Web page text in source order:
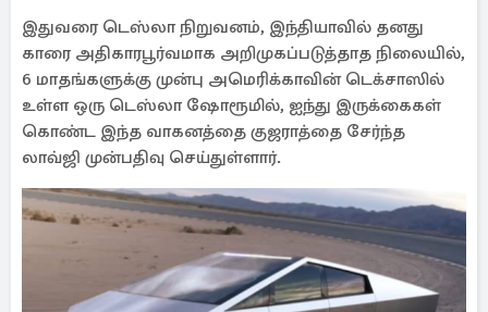
இதுவரை டெஸ்லா நிறுவனம், இந்தியாவில் தனது
காரை அதிகாரபூர்வமாக அறிமுகப்படுத்தாத நிலையில்,
6 மாதங்களுக்கு முன்பு அமெரிக்காவின் டெக்சாஸில்
உள்ள ஒரு டெஸ்லா ஷோரூமில், ஐந்து இருக்கைகள்
கொண்ட இந்த வாகனத்தை குஜராத்தை சேர்ந்த
லாவ்ஜி முன்பதிவு செய்துள்ளார்.